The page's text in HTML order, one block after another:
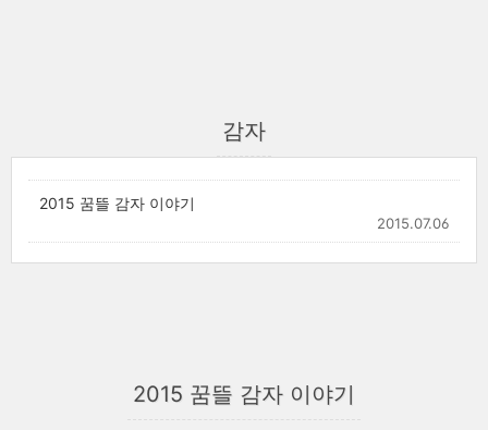
감자
2015 꿈뜰 감자 이야기
2015.07.06
2015 꿈뜰 감자 이야기